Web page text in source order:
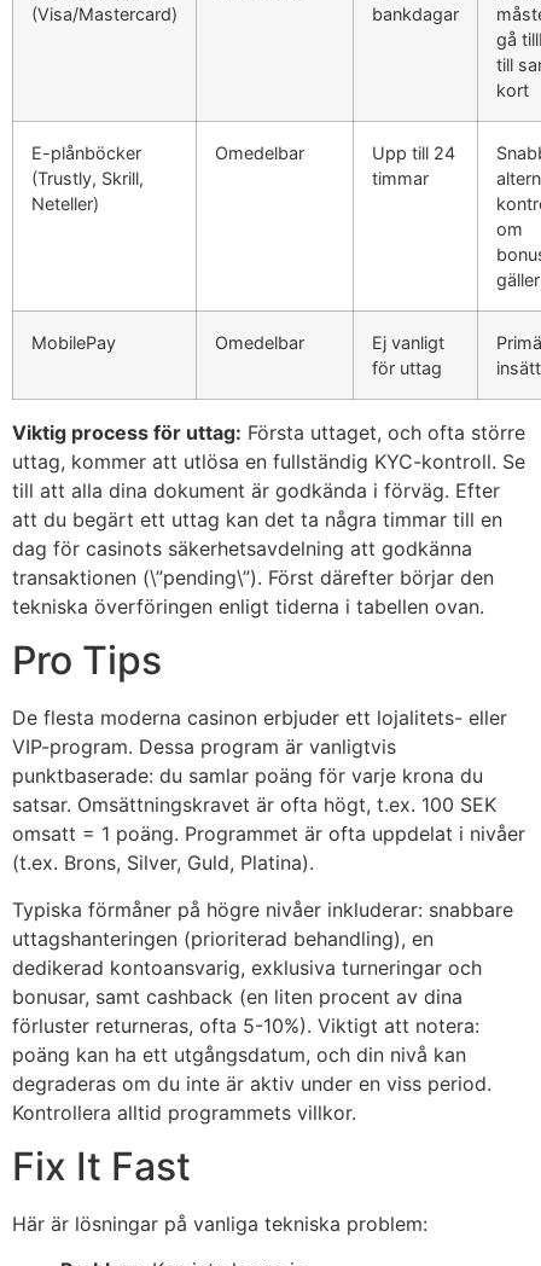
(Visa/Mastercard)
bankdagar
gå
till
kort
E-plånböcker
(Trustly, Skrill,
Neteller)
Omedelbar
Upp till 24
timmar
om
gäller
MobilePay Omedelbar
Ej vanligt
för uttag
Viktig process för uttag: Första uttaget, och ofta större
uttag, kommer att utlösa en fullständig KYC-kontroll. Se
till att alla dina dokument är godkända i förväg. Efter
att du begärt ett uttag kan det ta några timmar till en
dag för casinots säkerhetsavdelning att godkänna
transaktionen (\”pending\”). Först därefter börjar den
tekniska överföringen enligt tiderna i tabellen ovan.
Pro Tips
De flesta moderna casinon erbjuder ett lojalitets- eller
VIP-program. Dessa program är vanligtvis
punktbaserade: du samlar poäng för varje krona du
satsar. Omsättningskravet är ofta högt, t.ex. 100 SEK
omsatt = 1 poäng. Programmet är ofta uppdelat i nivåer
(t.ex. Brons, Silver, Guld, Platina).
Typiska förmåner på högre nivåer inkluderar: snabbare
uttagshanteringen (prioriterad behandling), en
dedikerad kontoansvarig, exklusiva turneringar och
bonusar, samt cashback (en liten procent av dina
förluster returneras, ofta 5-10%). Viktigt att notera:
poäng kan ha ett utgångsdatum, och din nivå kan
degraderas om du inte är aktiv under en viss period.
Kontrollera alltid programmets villkor.
Fix It Fast
Här är lösningar på vanliga tekniska problem: